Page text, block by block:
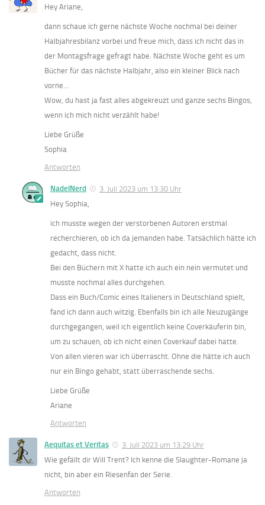
Hey Ariane,
dann schaue ich gerne nächste Woche nochmal bei deiner
Halbjahresbilanz vorbei und freue mich, dass ich nicht das in
der Montagsfrage gefragt habe. Nächste Woche geht es um
Bücher für das nächste Halbjahr, also ein kleiner Blick nach
vorne…
Wow, du hast ja fast alles abgekreuzt und ganze sechs Bingos,
wenn ich mich nicht verzählt habe!
Liebe Grüße
Sophia
Antworten
NadelNerd
3. Juli 2023 um 13:30 Uhr
Hey Sophia,
ich musste wegen der verstorbenen Autoren erstmal
recherchieren, ob ich da jemanden habe. Tatsächlich hätte ich
gedacht, dass nicht.
Bei den Büchern mit X hatte ich auch ein nein vermutet und
musste nochmal alles durchgehen.
Dass ein Buch/Comic eines Italieners in Deutschland spielt,
fand ich dann auch witzig. Ebenfalls bin ich alle Neuzugänge
durchgegangen, weil ich eigentlich keine Coverkäuferin bin,
um zu schauen, ob ich nicht einen Coverkauf dabei hatte.
Von allen vieren war ich überrascht. Ohne die hätte ich auch
nur ein Bingo gehabt, statt überraschende sechs.
Liebe Grüße
Ariane
Antworten
Aequitas et Veritas
3. Juli 2023 um 13:29 Uhr
Wie gefällt dir Will Trent? Ich kenne die Slaughter-Romane ja
nicht, bin aber ein Riesenfan der Serie.
Antworten